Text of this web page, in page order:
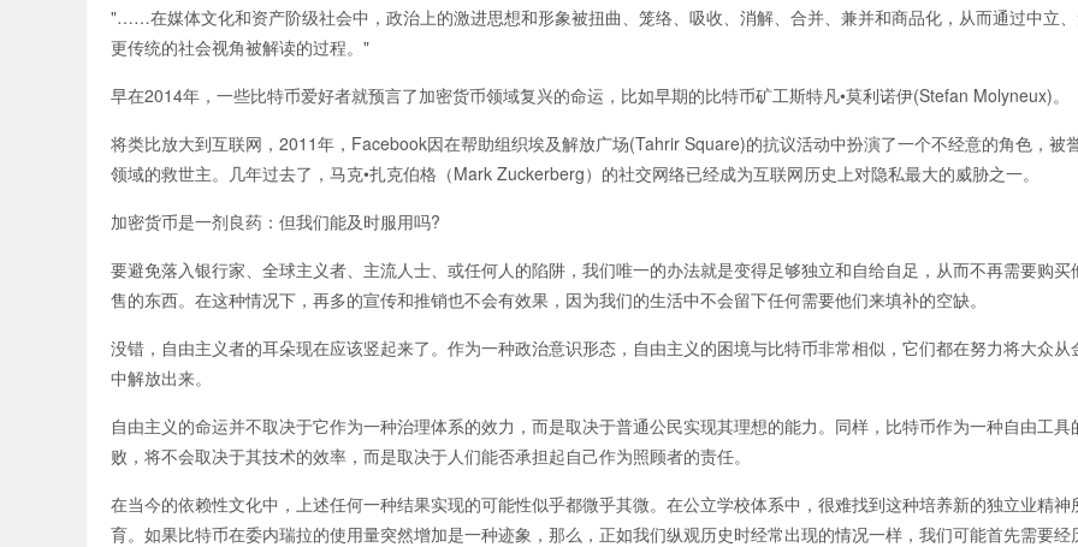
"……在媒体文化和资产阶级社会中，政治上的激进思想和形象被扭曲、笼络、吸收、消解、合并、兼并和商品化，从而通过中立
更传统的社会视角被解读的过程。"
早在2014年，一些比特币爱好者就预言了加密货币领域复兴的命运，比如早期的比特币矿工斯特凡•莫利诺伊(Stefan Molyneux)。
将类比放大到互联网，2011年，Facebook因在帮助组织埃及解放广场(Tahrir Square)的抗议活动中扮演了一个不经意的角色，被
领域的救世主。几年过去了，马克•扎克伯格（Mark Zuckerberg）的社交网络已经成为互联网历史上对隐私最大的威胁之一。
加密货币是一剂良药：但我们能及时服用吗?
要避免落入银行家、全球主义者、主流人士、或任何人的陷阱，我们唯一的办法就是变得足够独立和自给自足，从而不再需要购买
售的东西。在这种情况下，再多的宣传和推销也不会有效果，因为我们的生活中不会留下任何需要他们来填补的空缺。
没错，自由主义者的耳朵现在应该竖起来了。作为一种政治意识形态，自由主义的困境与比特币非常相似，它们都在努力将大众从
中解放出来。
自由主义的命运并不取决于它作为一种治理体系的效力，而是取决于普通公民实现其理想的能力。同样，比特币作为一种自由工具
败，将不会取决于其技术的效率，而是取决于人们能否承担起自己作为照顾者的责任。
在当今的依赖性文化中，上述任何一种结果实现的可能性似乎都微乎其微。在公立学校体系中，很难找到这种培养新的独立业精神
育。如果比特币在委内瑞拉的使用量突然增加是一种迹象，那么，正如我们纵观历史时经常出现的情况一样，我们可能首先需要经